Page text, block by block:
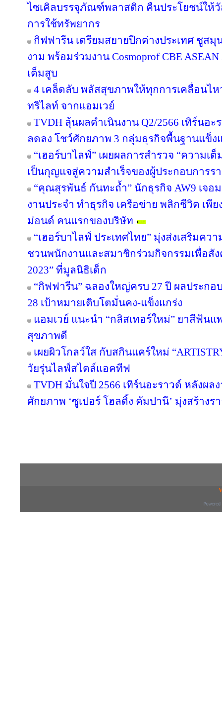
ไซเคิลบรรจุภัณฑ์พลาสติก คืนประโยชน์ให้
การใช้ทรัพยากร
กิฟฟารีน เตรียมสยายปีกต่างประเทศ ชูสมุ
งาม พร้อมร่วมงาน Cosmoprof CBE
เต็มสูบ
4 เคล็ดลับ พลัสสุขภาพให้ทุกการเคลื่อนไ
ทริไลท์ จากแอมเวย์
TVDH ลุ้นผลดำเนินงาน Q2/2566 เทิร์นอ
ลดลง โชว์ศักยภาพ 3 กลุ่มธุรกิจพื้นฐานแข็ง
“เฮอร์บาไลฟ์” เผยผลการสำรวจ “ความเ
เป็นกุญแจสู่ความสำเร็จของผู้ประกอบการร
“คุณสุรพันธ์ กันทะถ้ำ” นักธุรกิจ AW9 เจ
งานประจำ ทำธุรกิจ เครือข่าย พลิกชีวิต เพี
ม่อนด์ คนแรกของบริษัท
“เฮอร์บาไลฟ์ ประเทศไทย” มุ่งส่งเสริมค
ชวนพนักงานและสมาชิกร่วมกิจกรรมเพื่อสังค
2023” ที่มูลนิธิเด็ก
“กิฟฟารีน” ฉลองใหญ่ครบ 27 ปี ผลประก
28 เป้าหมายเติบโตมั่นคง-แข็งแกร่ง
แอมเวย์ แนะนำ “กลิสเทอร์ใหม่” ยาสีฟัน
สุขภาพดี
เผยผิวโกลว์ใส กับสกินแคร์ใหม่
วัยรุ่นไลฟ์สไตล์แอคทีฟ
TVDH มั่นใจปี 2566 เทิร์นอะราวด์ หลังผ
ศักยภาพ ‘ซูเปอร์ โฮลดิ้ง คัมปานี’ มุ่งสร้างร